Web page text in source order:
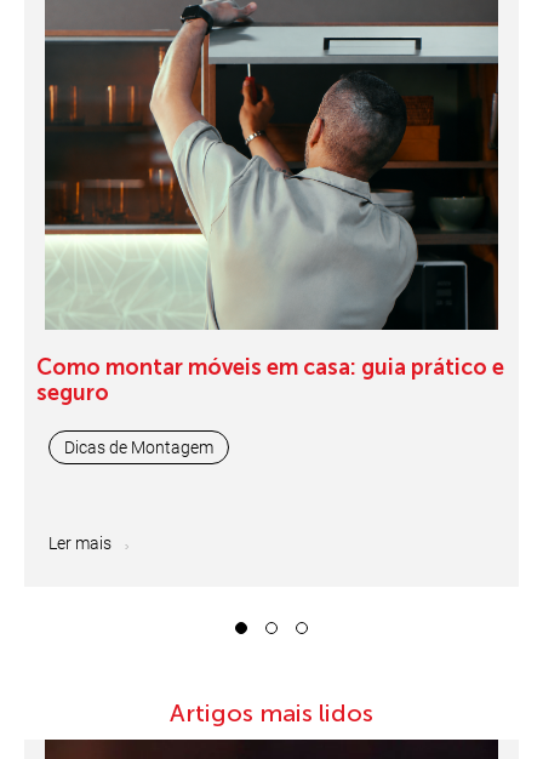
Como montar móveis em casa: guia prático e
seguro
Dicas de Montagem
Ler mais
3
Artigos mais lidos